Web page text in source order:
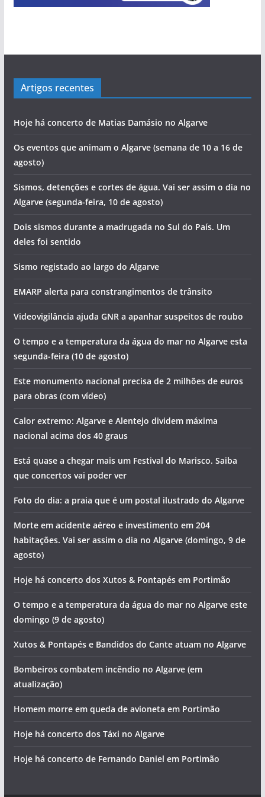
Artigos recentes
Hoje há concerto de Matias Damásio no Algarve
Os eventos que animam o Algarve (semana de 10 a 16 de
agosto)
Sismos, detenções e cortes de água. Vai ser assim o dia no
Algarve (segunda-feira, 10 de agosto)
Dois sismos durante a madrugada no Sul do País. Um
deles foi sentido
Sismo registado ao largo do Algarve
EMARP alerta para constrangimentos de trânsito
Videovigilância ajuda GNR a apanhar suspeitos de roubo
O tempo e a temperatura da água do mar no Algarve esta
segunda-feira (10 de agosto)
Este monumento nacional precisa de 2 milhões de euros
para obras (com vídeo)
Calor extremo: Algarve e Alentejo dividem máxima
nacional acima dos 40 graus
Está quase a chegar mais um Festival do Marisco. Saiba
que concertos vai poder ver
Foto do dia: a praia que é um postal ilustrado do Algarve
Morte em acidente aéreo e investimento em 204
habitações. Vai ser assim o dia no Algarve (domingo, 9 de
agosto)
Hoje há concerto dos Xutos & Pontapés em Portimão
O tempo e a temperatura da água do mar no Algarve este
domingo (9 de agosto)
Xutos & Pontapés e Bandidos do Cante atuam no Algarve
Bombeiros combatem incêndio no Algarve (em
atualização)
Homem morre em queda de avioneta em Portimão
Hoje há concerto dos Táxi no Algarve
Hoje há concerto de Fernando Daniel em Portimão